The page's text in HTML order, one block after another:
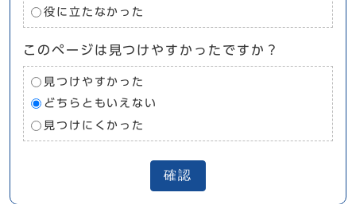
役に立たなかった
このページは見つけやすかったですか？
見つけやすかった
どちらともいえない
見つけにくかった
確認